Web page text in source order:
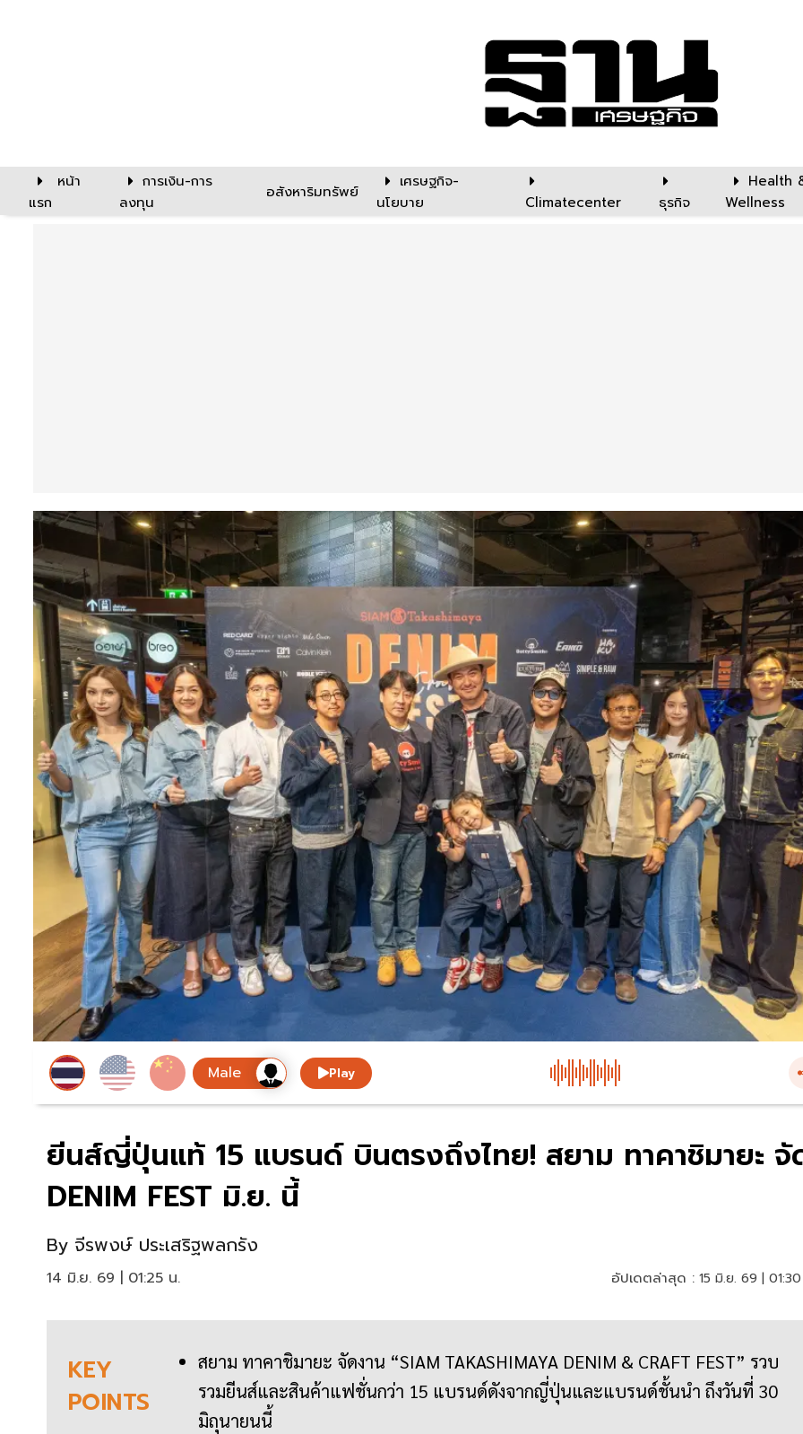
หน้า
แรก
การเงิน-การ
ลงทุน
อสังหาริมทรัพย์
เศรษฐกิจ-
นโยบาย
Climatecenter ธุรกิจ
Health
Wellness
Play
ยีนส์ญี่ปุ่นแท้ 15 แบรนด์ บินตรงถึงไทย! สยาม ทาคาชิมายะ จั
DENIM FEST มิ.ย. นี้
By จีรพงษ์ ประเสริฐพลกรัง
14 มิ.ย. 69 | 01:25 น. อัปเดตล่าสุด : 15 มิ.ย. 69 |
KEY
POINTS
สยาม ทาคาชิมายะ จัดงาน “SIAM TAKASHIMAYA DENIM & CRAFT FEST” รวบ
รวมยีนส์และสินค้าแฟชั่นกว่า 15 แบรนด์ดังจากญี่ปุ่นและแบรนด์ชั้นนำ ถึงวันที่ 30
มิถุนายนนี้